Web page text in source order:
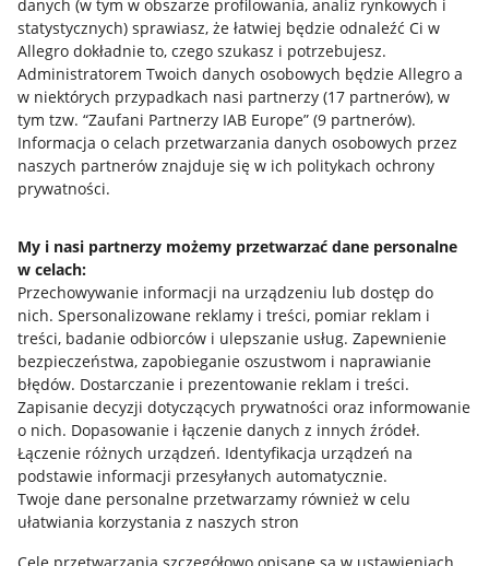
danych (w tym w obszarze profilowania, analiz rynkowych i
statystycznych) sprawiasz, że łatwiej będzie odnaleźć Ci w
Allegro dokładnie to, czego szukasz i potrzebujesz.
Administratorem Twoich danych osobowych będzie Allegro a
w niektórych przypadkach nasi partnerzy (17 partnerów), w
tym tzw. “Zaufani Partnerzy IAB Europe” (9 partnerów).
Informacja o celach przetwarzania danych osobowych przez
naszych partnerów znajduje się w ich politykach ochrony
prywatności.
My i nasi partnerzy możemy przetwarzać dane personalne
w celach:
Przechowywanie informacji na urządzeniu lub dostęp do
nich. Spersonalizowane reklamy i treści, pomiar reklam i
treści, badanie odbiorców i ulepszanie usług. Zapewnienie
bezpieczeństwa, zapobieganie oszustwom i naprawianie
błędów. Dostarczanie i prezentowanie reklam i treści.
Zapisanie decyzji dotyczących prywatności oraz informowanie
o nich. Dopasowanie i łączenie danych z innych źródeł.
Łączenie różnych urządzeń. Identyfikacja urządzeń na
podstawie informacji przesyłanych automatycznie.
Twoje dane personalne przetwarzamy również w celu
ułatwiania korzystania z naszych stron
Przydatne informacje
Jak to działa
Allegro Gadane dla sprzedających
Allegro Gadane dla kupujących
Mapa miejscowości
Informacje prawne
Regulamin
Polityka plików "cookies"
Ustawienia plików "cookies"